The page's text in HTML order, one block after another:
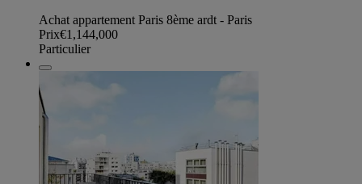
Achat appartement Paris 8ème ardt - Paris
Prix€1,144,000
Particulier